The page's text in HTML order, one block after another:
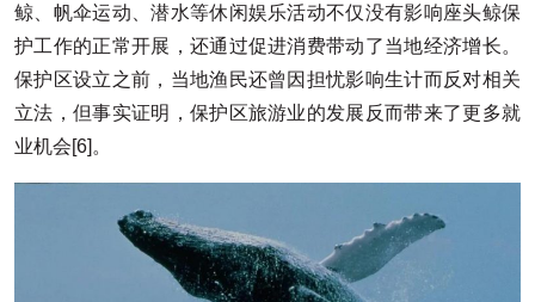
鲸、帆伞运动、潜水等休闲娱乐活动不仅没有影响座头鲸保
护工作的正常开展，还通过促进消费带动了当地经济增长。
保护区设立之前，当地渔民还曾因担忧影响生计而反对相关
立法，但事实证明，保护区旅游业的发展反而带来了更多就
业机会[6]。